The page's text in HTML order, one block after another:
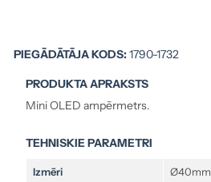
PIEGĀDĀTĀJA KODS:1790-1732
PRODUKTA APRAKSTS
Mini OLED ampērmetrs.
TEHNISKIE PARAMETRI
Izmēri Ø40mm